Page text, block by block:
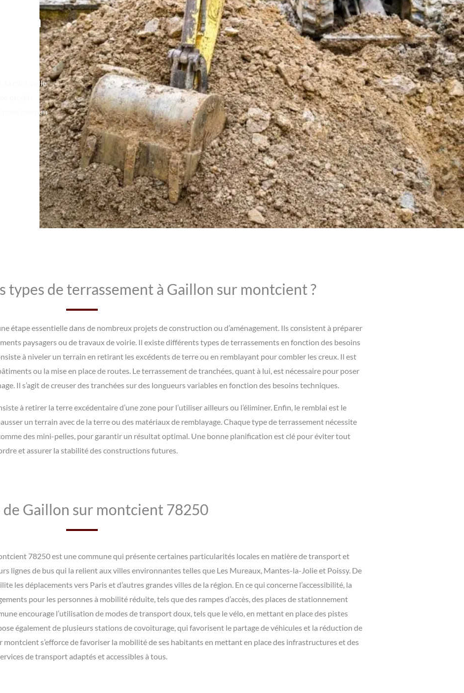
la mini-pelle
nous pour un
types de terrassement à Gaillon sur montcient ?
étape essentielle dans de nombreux projets de construction ou d’aménagement. Ils consistent à préparer
paysagers ou de travaux de voirie. Il existe différents types de terrassements en fonction des besoins
à niveler un terrain en retirant les excédents de terre ou en remblayant pour combler les creux. Il est
ou la mise en place de routes. Le terrassement de tranchées, quant à lui, est nécessaire pour poser
Il s’agit de creuser des tranchées sur des longueurs variables en fonction des besoins techniques.
à retirer la terre excédentaire d’une zone pour l’utiliser ailleurs ou l’éliminer. Enfin, le remblai est le
un terrain avec de la terre ou des matériaux de remblayage. Chaque type de terrassement nécessite
des mini-pelles, pour garantir un résultat optimal. Une bonne planification est clé pour éviter tout
et assurer la stabilité des constructions futures.
de Gaillon sur montcient 78250
78250 est une commune qui présente certaines particularités locales en matière de transport et
lignes de bus qui la relient aux villes environnantes telles que Les Mureaux, Mantes-la-Jolie et Poissy. De
les déplacements vers Paris et d’autres grandes villes de la région. En ce qui concerne l’accessibilité, la
pour les personnes à mobilité réduite, tels que des rampes d’accès, des places de stationnement
encourage l’utilisation de modes de transport doux, tels que le vélo, en mettant en place des pistes
également de plusieurs stations de covoiturage, qui favorisent le partage de véhicules et la réduction de
montcient s’efforce de favoriser la mobilité de ses habitants en mettant en place des infrastructures et des
de transport adaptés et accessibles à tous.